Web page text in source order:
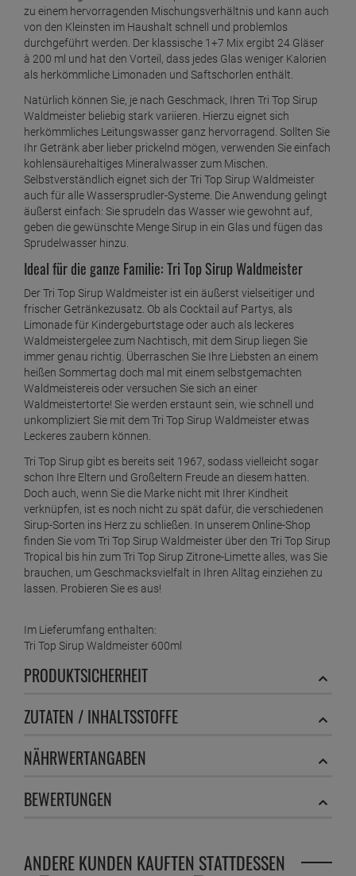
zu einem hervorragenden Mischungsverhältnis und kann auch
von den Kleinsten im Haushalt schnell und problemlos
durchgeführt werden. Der klassische 1+7 Mix ergibt 24 Gläser
à 200 ml und hat den Vorteil, dass jedes Glas weniger Kalorien
als herkömmliche Limonaden und Saftschorlen enthält.
Natürlich können Sie, je nach Geschmack, Ihren Tri Top Sirup
Waldmeister beliebig stark variieren. Hierzu eignet sich
herkömmliches Leitungswasser ganz hervorragend. Sollten Sie
Ihr Getränk aber lieber prickelnd mögen, verwenden Sie einfach
kohlensäurehaltiges Mineralwasser zum Mischen.
Selbstverständlich eignet sich der Tri Top Sirup Waldmeister
auch für alle Wassersprudler-Systeme. Die Anwendung gelingt
äußerst einfach: Sie sprudeln das Wasser wie gewohnt auf,
geben die gewünschte Menge Sirup in ein Glas und fügen das
Sprudelwasser hinzu.
Ideal für die ganze Familie: Tri Top Sirup Waldmeister
Der Tri Top Sirup Waldmeister ist ein äußerst vielseitiger und
frischer Getränkezusatz. Ob als Cocktail auf Partys, als
Limonade für Kindergeburtstage oder auch als leckeres
Waldmeistergelee zum Nachtisch, mit dem Sirup liegen Sie
immer genau richtig. Überraschen Sie Ihre Liebsten an einem
heißen Sommertag doch mal mit einem selbstgemachten
Waldmeistereis oder versuchen Sie sich an einer
Waldmeistertorte! Sie werden erstaunt sein, wie schnell und
unkompliziert Sie mit dem Tri Top Sirup Waldmeister etwas
Leckeres zaubern können.
Tri Top Sirup gibt es bereits seit 1967, sodass vielleicht sogar
schon Ihre Eltern und Großeltern Freude an diesem hatten.
Doch auch, wenn Sie die Marke nicht mit Ihrer Kindheit
verknüpfen, ist es noch nicht zu spät dafür, die verschiedenen
Sirup-Sorten ins Herz zu schließen. In unserem Online-Shop
finden Sie vom Tri Top Sirup Waldmeister über den Tri Top Sirup
Tropical bis hin zum Tri Top Sirup Zitrone-Limette alles, was Sie
brauchen, um Geschmacksvielfalt in Ihren Alltag einziehen zu
lassen. Probieren Sie es aus!
Im Lieferumfang enthalten:
Tri Top Sirup Waldmeister 600ml
PRODUKTSICHERHEIT
ZUTATEN / INHALTSSTOFFE
NÄHRWERTANGABEN
BEWERTUNGEN
ANDERE KUNDEN KAUFTEN STATTDESSEN